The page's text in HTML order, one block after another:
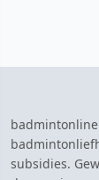
subsidies.